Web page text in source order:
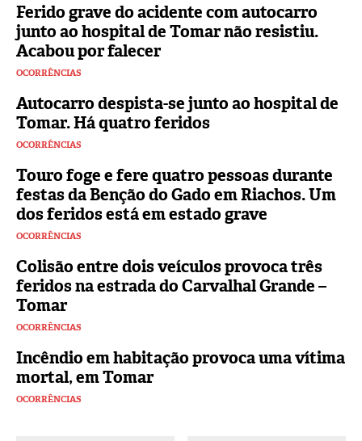
Ferido grave do acidente com autocarro
junto ao hospital de Tomar não resistiu.
Acabou por falecer
OCORRÊNCIAS
Autocarro despista-se junto ao hospital de
Tomar. Há quatro feridos
OCORRÊNCIAS
Touro foge e fere quatro pessoas durante
festas da Benção do Gado em Riachos. Um
dos feridos está em estado grave
OCORRÊNCIAS
Colisão entre dois veículos provoca três
feridos na estrada do Carvalhal Grande –
Tomar
OCORRÊNCIAS
Incêndio em habitação provoca uma vítima
mortal, em Tomar
OCORRÊNCIAS